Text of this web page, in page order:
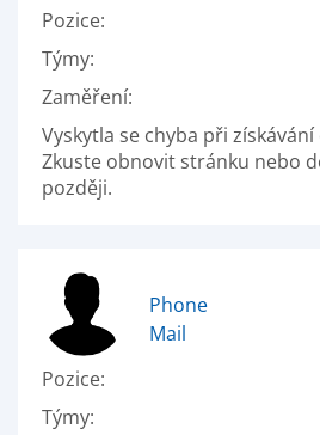
Pozice:
Týmy:
Zaměření:
Vyskytla se chyba při
Zkuste obnovit stránku nebo
později.
Phone
Mail
Pozice:
Týmy: